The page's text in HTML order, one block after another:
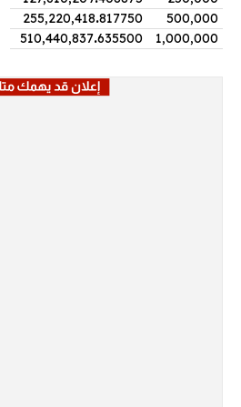
500,000
255,220,418.817750
1,000,000
510,440,837.635500